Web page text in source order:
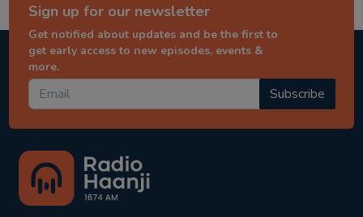
Sign up for our newsletter
Get notified about updates and be the first to
get early access to new episodes, events &
more.
Subscribe